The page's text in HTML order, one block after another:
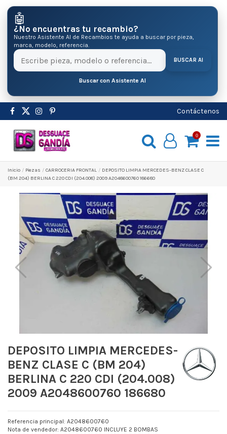
🤖
¿No encuentras tu recambio?
Nuestro Asistente AI de Recambios te ayuda a buscar por pieza,
marca, modelo, referencia.
BUSCAR AI
Buscar con Asistente AI
Contáctenos
0
Inicio Pіezas CARROCERIA FRONTAL
DEPOSITO LIMPIA MERCEDES-BENZ CLASE C
(BM 204) BERLINA C 220 CDI (204.008) 2009 A2048600760 186680
DEPOSITO LIMPIA MERCEDES-
BENZ CLASE C (BM 204)
BERLINA C 220 CDI (204.008)
2009 A2048600760 186680
Referencia principal: A2048600760
Nota de vendedor: A2048600760 INCLUYE 2 BOMBAS